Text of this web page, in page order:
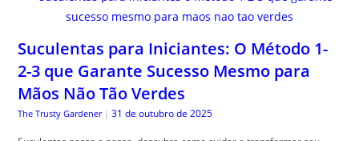
Suculentas para Iniciantes: O Método 1-
2-3 que Garante Sucesso Mesmo para
Mãos Não Tão Verdes
The Trusty Gardener | 31 de outubro de 2025